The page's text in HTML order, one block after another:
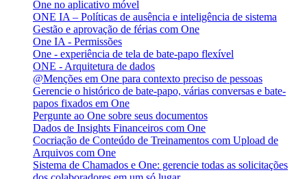
One no aplicativo móvel
ONE IA – Políticas de ausência e inteligência de sistema
Gestão e aprovação de férias com One
One IA - Permissões
One - experiência de tela de bate-papo flexível
ONE - Arquitetura de dados
@Menções em One para contexto preciso de pessoas
Gerencie o histórico de bate-papo, várias conversas e bate-
papos fixados em One
Pergunte ao One sobre seus documentos
Dados de Insights Financeiros com One
Cocriação de Conteúdo de Treinamentos com Upload de
Arquivos com One
Sistema de Chamados e One: gerencie todas as solicitações